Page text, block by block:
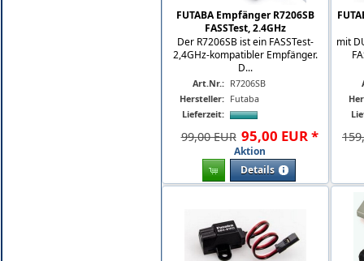
FUTABA Empfänger R7206SB
FASSTest, 2.4GHz
Der R7206SB ist ein FASSTest-
2,4GHz-kompatibler Empfänger.
D...
Art.Nr.: R7206SB
Hersteller: Futaba
Lieferzeit:
99,00 EUR 95,00 EUR*
Aktion
Details
mit